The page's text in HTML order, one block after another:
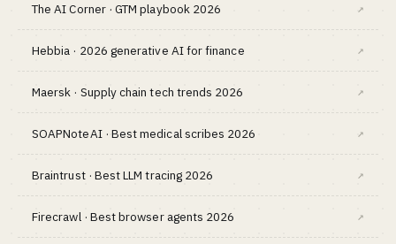
The AI Corner · GTM playbook 2026 ↗
Hebbia · 2026 generative AI for finance ↗
Maersk · Supply chain tech trends 2026 ↗
SOAPNoteAI · Best medical scribes 2026 ↗
Braintrust · Best LLM tracing 2026 ↗
Firecrawl · Best browser agents 2026 ↗